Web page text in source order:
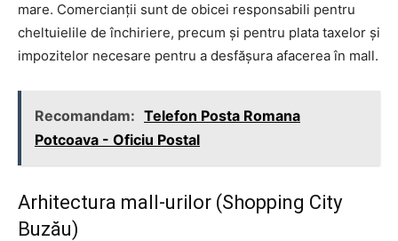
mare. Comercianții sunt de obicei responsabili pentru
cheltuielile de închiriere, precum și pentru plata taxelor și
impozitelor necesare pentru a desfășura afacerea în mall.
Recomandam: Telefon Posta Romana
Potcoava - Oficiu Postal
Arhitectura mall-urilor (Shopping City
Buzău)